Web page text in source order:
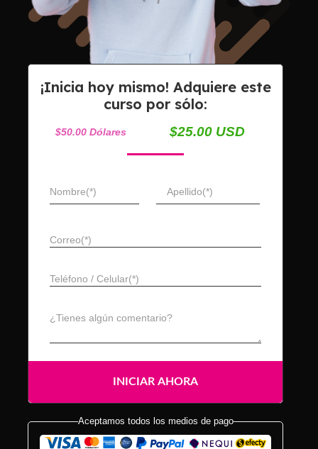
¡Inicia hoy mismo! Adquiere este
curso por sólo:
$50.00 Dólares $25.00 USD
Nombre(*) Apellido(*)
Correo(*)
Teléfono / Celular(*)
¿Tienes algún comentario?
Aceptamos todos los medios de pago